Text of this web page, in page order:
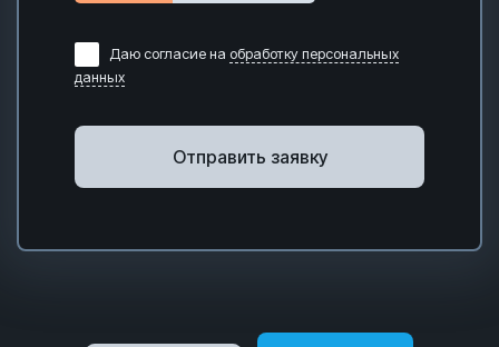
Даю согласие на обработку персональных
данных
Отправить заявку